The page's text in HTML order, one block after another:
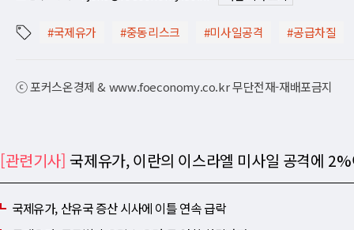
#국제유가 #중동리스크 #미사일공격 #공급차질
ⓒ 포커스온경제 & www.foeconomy.co.kr 무단전재-재배포금지
[관련기사]국제유가, 이란의 이스라엘 미사일 공격에
국제유가, 산유국 증산 시사에 이틀 연속 급락